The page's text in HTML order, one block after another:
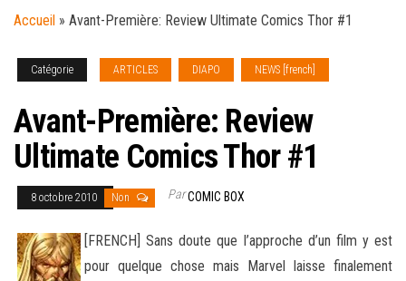
Accueil » Avant-Première: Review Ultimate Comics Thor #1
Catégorie ARTICLES DIAPO NEWS [french]
Avant-Première: Review
Ultimate Comics Thor #1
8 octobre 2010 Non ParCOMIC BOX
[FRENCH] Sans doute que l’approche d’un film y est
pour quelque chose mais Marvel laisse finalement